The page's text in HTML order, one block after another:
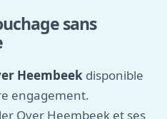
sans
Heembeek disponible
engagement.
Over Heembeek et ses